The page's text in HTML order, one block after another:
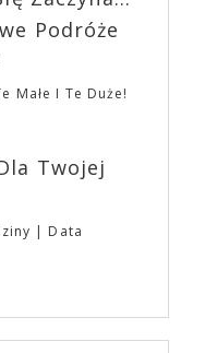
Podróże
Małe I Te Duże!
Twojej
Data